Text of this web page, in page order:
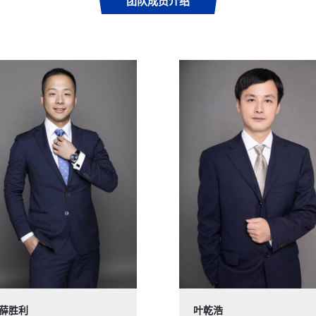
胜利 叶乾浩